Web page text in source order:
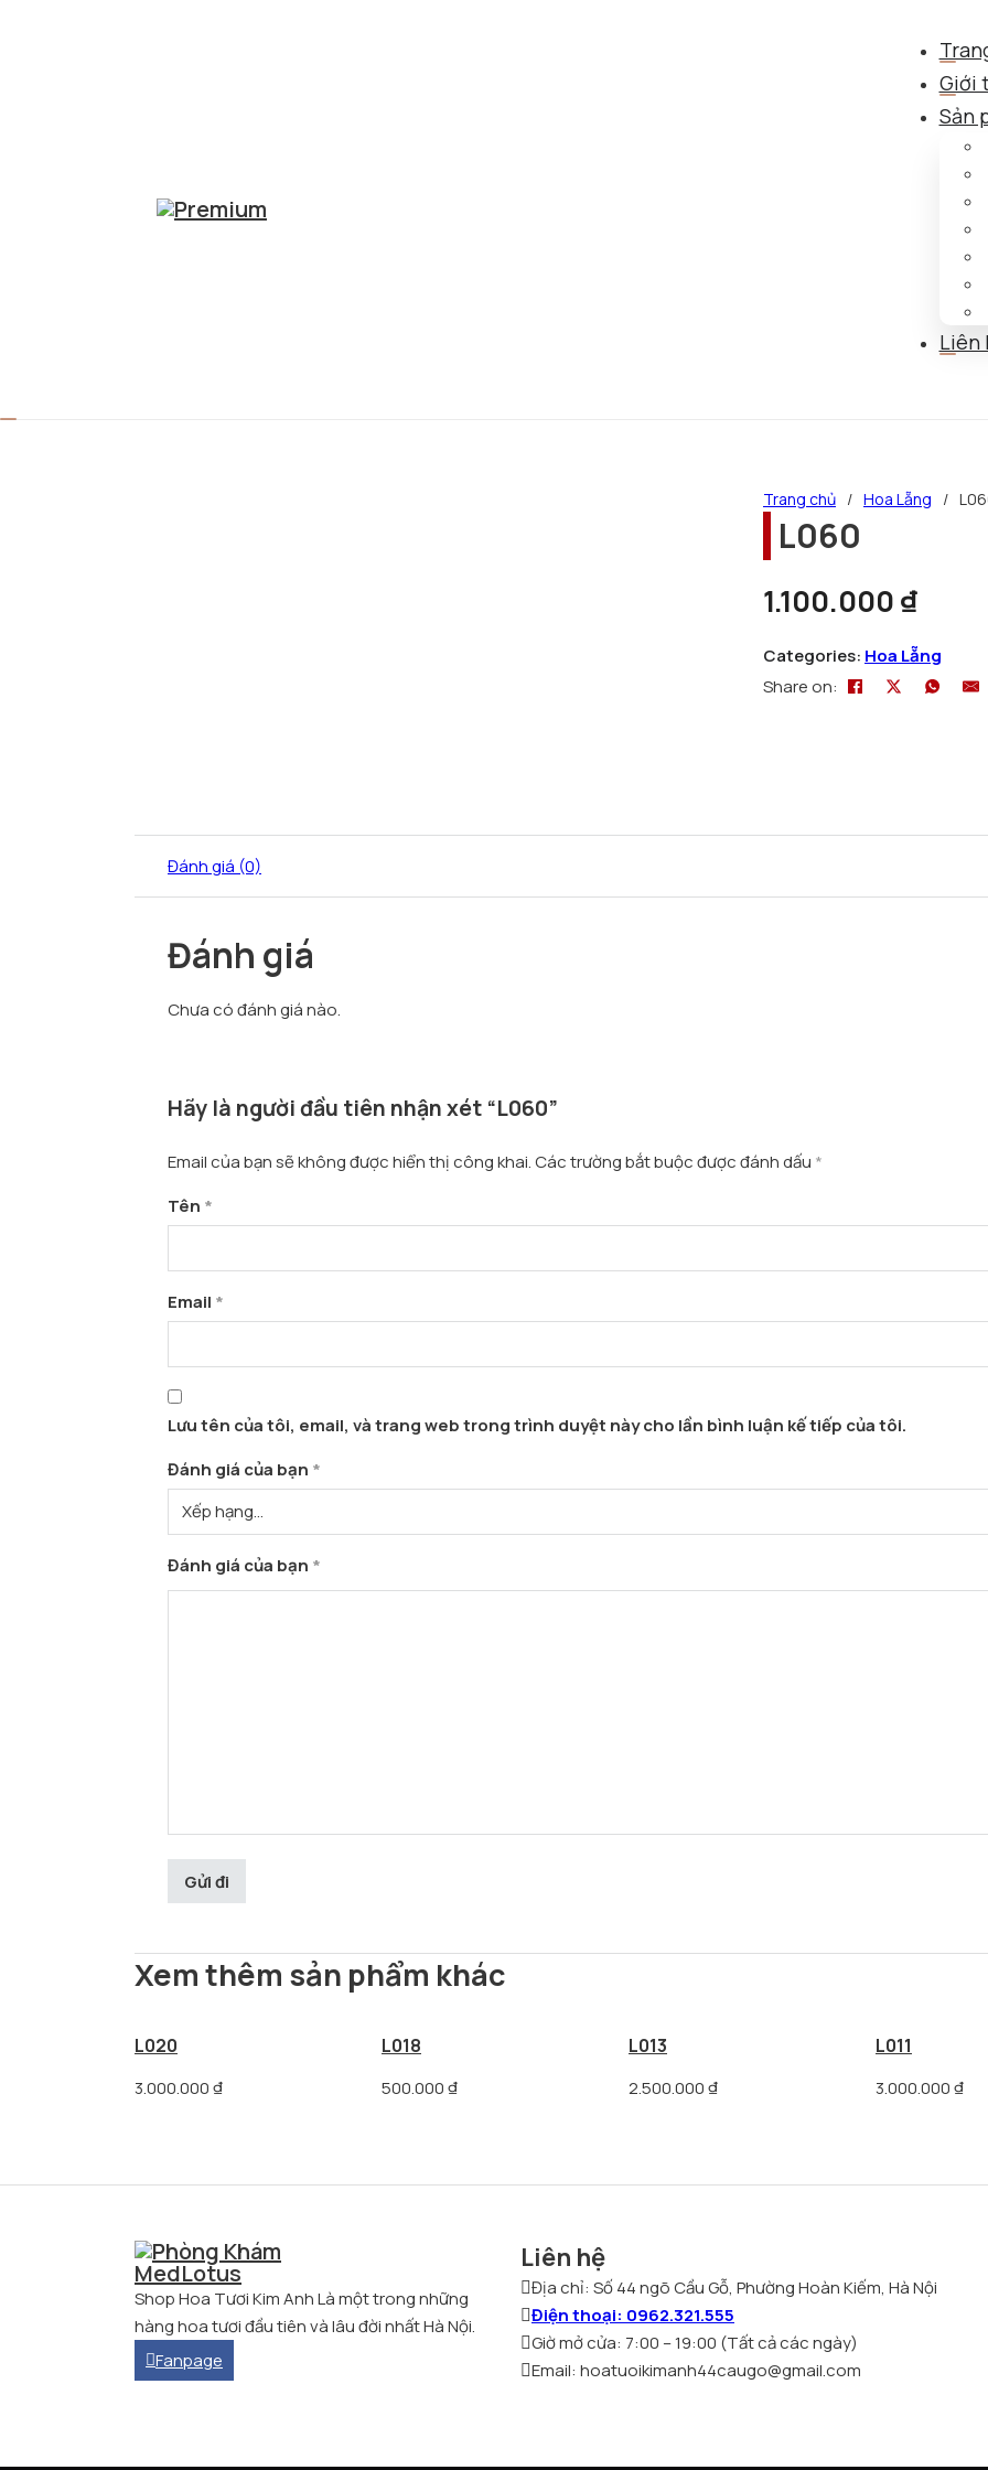
Giới
Sản
Liên
Trang chủ / Hoa Lẵng /
L060
1.100.000₫
Categories: Hoa Lẵng
Share on:
Đánh giá (0)
Đánh giá
Chưa có đánh giá nào.
Hãy là người đầu tiên nhận xét “L060”
Email của bạn sẽ không được hiển thị công khai.Các trường bắt buộc được đánh dấu *
Tên *
Email *
Lưu tên của tôi, email, và trang web trong trình duyệt này cho lần bình luận kế tiếp của tôi.
Đánh giá của bạn *
Đánh giá của bạn *
Xem thêm sản phẩm khác
L020
3.000.000₫
L018
500.000₫
L013
2.500.000₫
L011
3.000.000₫
Shop Hoa Tươi Kim Anh Là một trong những
hàng hoa tươi đầu tiên và lâu đời nhất Hà Nội.
Fanpage
Liên hệ
Địa chỉ: Số 44 ngõ Cầu Gỗ, Phường Hoàn Kiếm, Hà Nội
Điện thoại: 0962.321.555
Giờ mở cửa: 7:00 – 19:00 (Tất cả các ngày)
Email: hoatuoikimanh44caugo@gmail.com